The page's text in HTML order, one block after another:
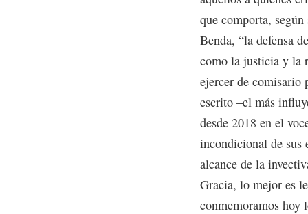
que comporta,
Benda, “la defensa
como la justicia y la
ejercer de comisario
escrito –el más
desde 2018 en el
incondicional de sus
alcance de la
Gracia, lo mejor es
conmemoramos hoy